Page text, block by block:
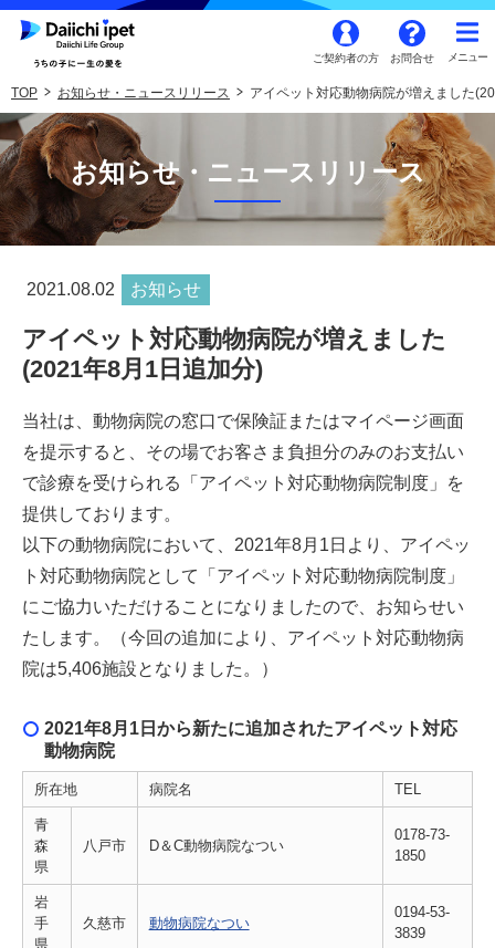
ご契約者の方 お問合せ
TOP お知らせ・ニュースリリース アイペット対応動物病院が増えました
お知らせ・ニュースリリース
2021.08.02 お知らせ
アイペット対応動物病院が増えました
(2021年8月1日追加分)
当社は、動物病院の窓口で保険証またはマイページ画面
を提示すると、その場でお客さま負担分のみのお支払い
で診療を受けられる「アイペット対応動物病院制度」を
提供しております。
以下の動物病院において、2021年8月1日より、アイペッ
ト対応動物病院として「アイペット対応動物病院制度」
にご協力いただけることになりましたので、お知らせい
たします。（今回の追加により、アイペット対応動物病
院は5,406施設となりました。）
2021年8月1日から新たに追加されたアイペット対応
動物病院
所在地 病院名 TEL
青
森
県
八戸市 D＆C動物病院なつい
0178-73-
1850
岩
手
県
久慈市 動物病院なつい
0194-53-
3839